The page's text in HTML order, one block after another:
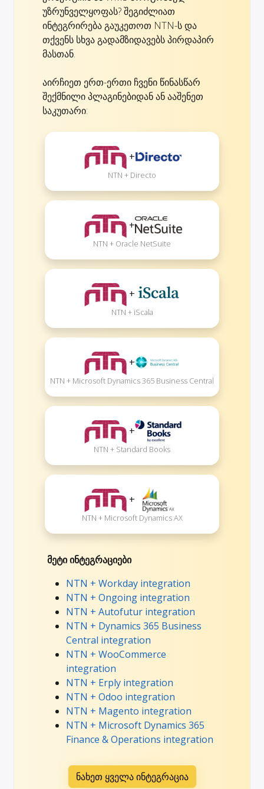
უზრუნველყოფას? შეგიძლიათ
ინტეგრირება გაუკეთოთ NTN-ს და
თქვენს სხვა გადამზიდავებს პირდაპირ
მასთან.
აირჩიეთ ერთ-ერთი ჩვენი წინასწარ
შექმნილი პლაგინებიდან ან ააშენეთ
საკუთარი:
+
NTN + Directo
+
NTN + Oracle NetSuite
+
NTN + iScala
+
NTN + Microsoft Dynamics 365 Business Central
+
NTN + Standard Books
+
NTN + Microsoft Dynamics AX
მეტი ინტეგრაციები
NTN + Workday integration
NTN + Ongoing integration
NTN + Autofutur integration
NTN + Dynamics 365 Business
Central integration
NTN + WooCommerce
integration
NTN + Erply integration
NTN + Odoo integration
NTN + Magento integration
NTN + Microsoft Dynamics 365
Finance & Operations integration
ნახეთ ყველა ინტეგრაცია